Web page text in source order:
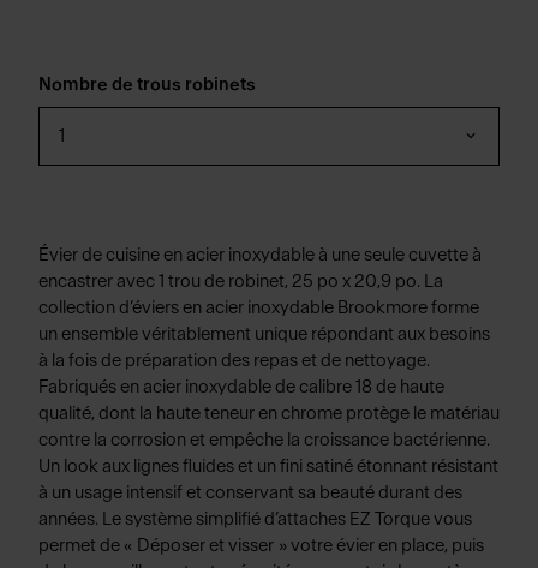
Nombre de trous robinets
1
Évier de cuisine en acier inoxydable à une seule cuvette à
encastrer avec 1 trou de robinet, 25 po x 20,9 po. La
collection d’éviers en acier inoxydable Brookmore forme
un ensemble véritablement unique répondant aux besoins
à la fois de préparation des repas et de nettoyage.
Fabriqués en acier inoxydable de calibre 18 de haute
qualité, dont la haute teneur en chrome protège le matériau
contre la corrosion et empêche la croissance bactérienne.
Un look aux lignes fluides et un fini satiné étonnant résistant
à un usage intensif et conservant sa beauté durant des
années. Le système simplifié d’attaches EZ Torque vous
permet de « Déposer et visser » votre évier en place, puis